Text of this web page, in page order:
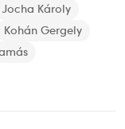
Jocha Károly
Kohán Gergely